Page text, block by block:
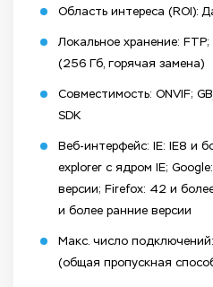
Область интереса (ROI):
Локальное хранение:
(256 Гб, горячая замена)
Совместимость: ONVIF;
SDK
Веб-интерфейс: IE: IE8 и
explorer с ядром IE;
версии; Firefox: 42 и
и более ранние версии
Макс. число
(общая пропускная